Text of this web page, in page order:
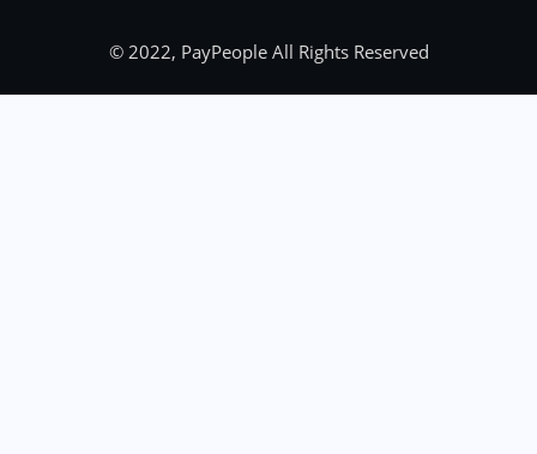
© 2022, PayPeople All Rights Reserved